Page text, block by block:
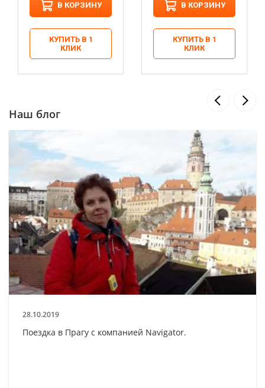
В КОРЗИНУ
КУПИТЬ В 1
КЛИК
В КОРЗИНУ
КУПИТЬ В 1
КЛИК
Наш блог
28.10.2019
Поездка в Прагу с компанией Navigator.